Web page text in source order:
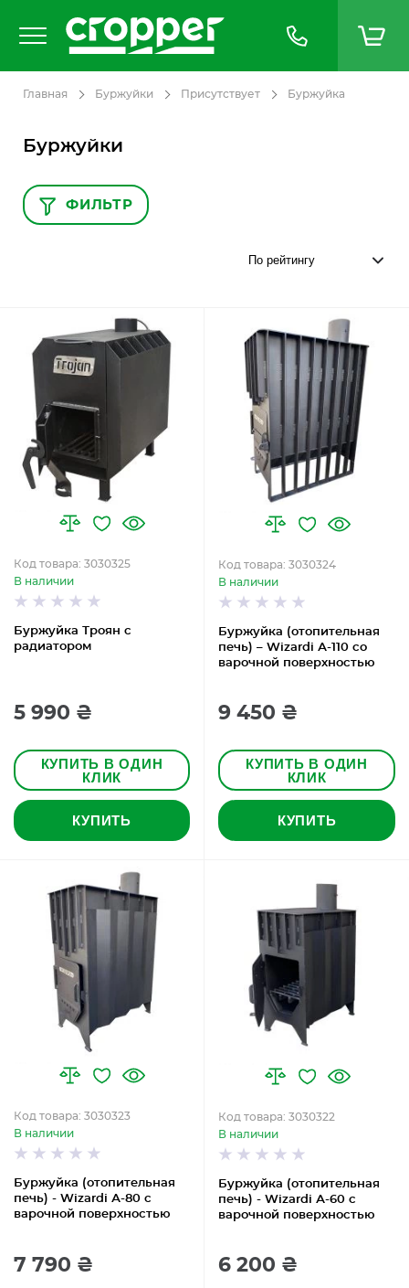
Главная Буржуйки Присутствует Буржуйка
Буржуйки
Буржуйка Троян с
радиатором
Код товара: 3030325
В наличии
5 990 ₴
КУПИТЬ В ОДИН
КЛИК
КУПИТЬ
Буржуйка (отопительная
печь) – Wizardi А-110 со
варочной поверхностью
Код товара: 3030324
В наличии
9 450 ₴
КУПИТЬ В ОДИН
КЛИК
КУПИТЬ
Буржуйка (отопительная
печь) - Wizardi А-80 с
варочной поверхностью
Код товара: 3030323
В наличии
7 790 ₴
Буржуйка (отопительная
печь) - Wizardi А-60 с
варочной поверхностью
Код товара: 3030322
В наличии
6 200 ₴
ФИЛЬТР